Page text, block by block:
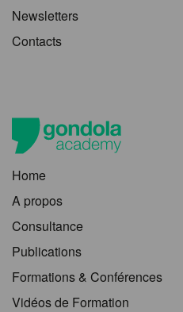
Newsletters
Contacts
Home
A propos
Consultance
Publications
Formations & Conférences
Vidéos de Formation